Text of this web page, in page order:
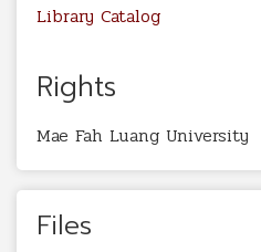
Library Catalog
Rights
Mae Fah Luang University
Files